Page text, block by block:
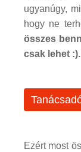
ugyanúgy,
hogy ne
összes
csak lehet :).
Ezért most